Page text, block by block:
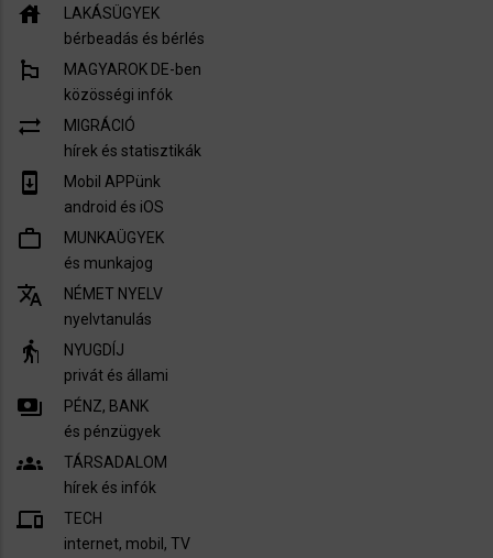
house
LAKÁSÜGYEK
bérbeadás és bérlés
emoji_flags
MAGYAROK DE-ben
közösségi infók
sync_alt
MIGRÁCIÓ
hírek és statisztikák
system_update
Mobil APPünk
android és iOS
work_outline
MUNKAÜGYEK
és munkajog
translate
NÉMET NYELV
nyelvtanulás
elderly
NYUGDÍJ
privát és állami
payments
PÉNZ, BANK
és pénzügyek
groups
TÁRSADALOM
hírek és infók
devices
TECH
internet, mobil, TV​